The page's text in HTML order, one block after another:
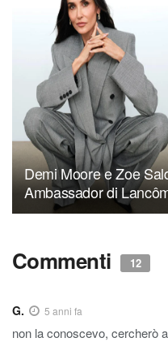
Demi Moore e Zoe
Ambassador di
Commenti 12
G. 5 anni fa
non la conoscevo, cercherò